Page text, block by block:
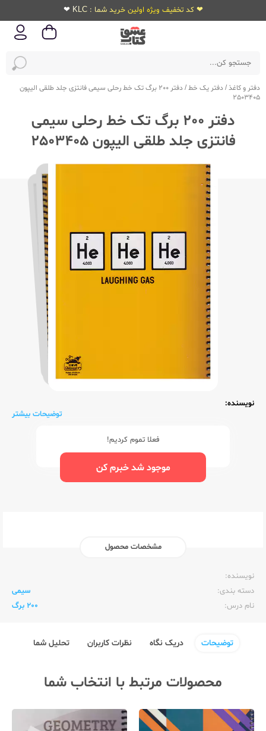
❤ کد تخفیف ویژه اولین خرید شما : KLC ❤
دفتر و کاغذ/دفتر یک خط/
دفتر 200 برگ تک خط رحلی سیمی فانتزی جلد طلقی الیپون
2503405
دفتر 200 برگ تک خط رحلی سیمی
فانتزی جلد طلقی الیپون 2503405
نویسنده:
توضیحات بیشتر
فعلا تموم کردیم!
موجود شد خبرم کن
مشخصات محصول
نویسنده:‌
دسته بندی:
سیمی
نام درس:
200 برگ
توضیحات دریک نگاه نظرات کاربران تحلیل شما
محصولات مرتبط با انتخاب شما